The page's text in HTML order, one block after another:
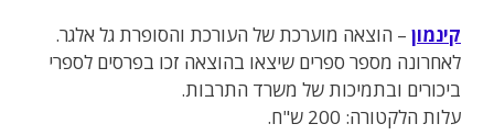
קינמון– הוצאה מוערכת של העורכת והסופרת גל אלגר.
לאחרונה מספר ספרים שיצאו בהוצאה זכו בפרסים לספרי
ביכורים ובתמיכות של משרד התרבות.
עלות הלקטורה: 200 ש"ח.